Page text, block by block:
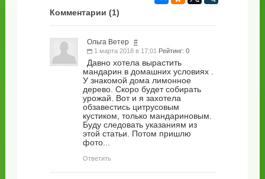
Комментарии (1)
Ольга Ветер #
1 марта 2018 в 17:01 Рейтинг: 0
Давно хотела вырастить
мандарин в домашних условиях .
У знакомой дома лимонное
дерево. Скоро будет собирать
урожай. Вот и я захотела
обзавестись цитрусовым
кустиком, только мандариновым.
Буду следовать указаниям из
этой статьи. Потом пришлю
фото...
Ответить